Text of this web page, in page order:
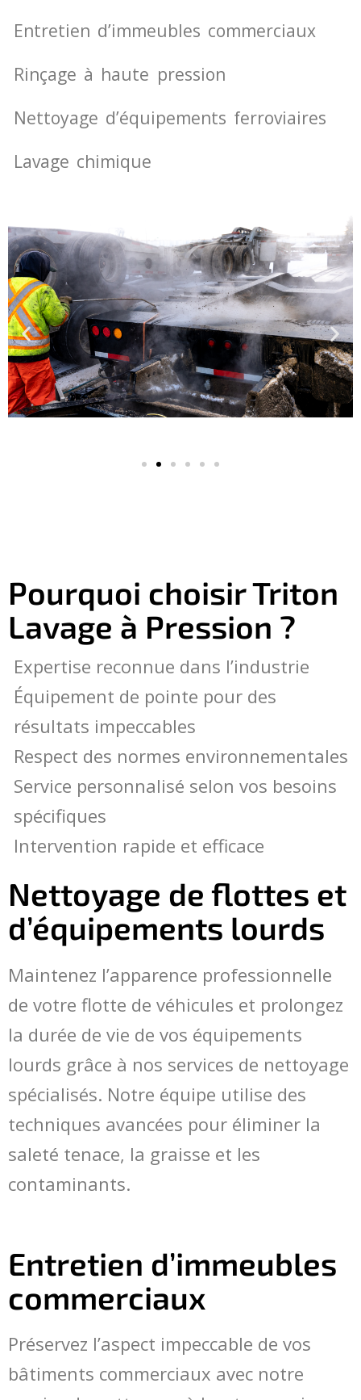
Entretien d’immeubles commerciaux
Rinçage à haute pression
Nettoyage d’équipements ferroviaires
Lavage chimique
Pourquoi choisir Triton
Lavage à Pression ?
Expertise reconnue dans l’industrie
Équipement de pointe pour des
résultats impeccables
Respect des normes environnementales
Service personnalisé selon vos besoins
spécifiques
Intervention rapide et efficace
Nettoyage de flottes et
d’équipements lourds
Maintenez l’apparence professionnelle
de votre flotte de véhicules et prolongez
la durée de vie de vos équipements
lourds grâce à nos services de nettoyage
spécialisés. Notre équipe utilise des
techniques avancées pour éliminer la
saleté tenace, la graisse et les
contaminants.
Entretien d’immeubles
commerciaux
Préservez l’aspect impeccable de vos
bâtiments commerciaux avec notre